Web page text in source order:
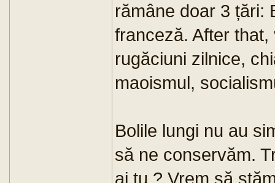
rămâne doar 3 țări:
franceză. After
rugăciuni zilnice,
maoismul,
Bolile lungi nu au
să ne conservăm.
ai tu ? Vrem să